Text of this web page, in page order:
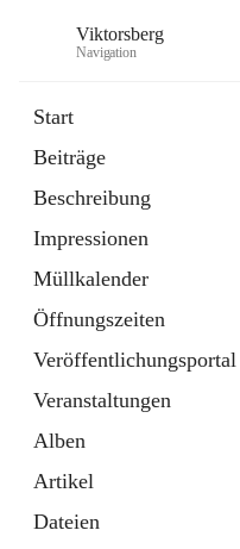
Viktorsberg
Navigation
Start
Beiträge
Beschreibung
Impressionen
Müllkalender
Öffnungszeiten
Veröffentlichungsportal
Veranstaltungen
Alben
Artikel
Dateien
1 Schnellzugriff
Bürgerservice
10 Schnellzugriffe